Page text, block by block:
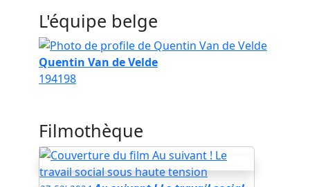
L'équipe belge
Quentin Van de Velde
194198
Filmothèque